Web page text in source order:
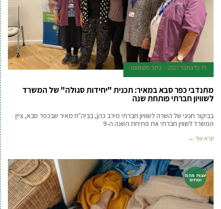
15 בדצמבר 2021 כתב מקומונט
מתנדבי כפר סבא במאיר: תכנית "יחידות סגולה" של המשרד
לשוויון חברתי פותחת שנה
בביקור חגיגי של השרה לשוויון חברתי מירב כהן, בביה"ח מאיר שבכפר סבא, ציין
המשרד לשווין חברתי את פתיחת השנה ה-9
קרא עוד ←
עצות מהמ
ומחים